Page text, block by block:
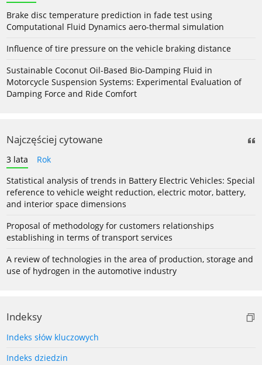
Brake disc temperature prediction in fade test using
Computational Fluid Dynamics aero-thermal simulation
Influence of tire pressure on the vehicle braking distance
Sustainable Coconut Oil-Based Bio-Damping Fluid in
Motorcycle Suspension Systems: Experimental Evaluation of
Damping Force and Ride Comfort
Najczęściej cytowane
3 lata
Rok
Statistical analysis of trends in Battery Electric Vehicles: Special
reference to vehicle weight reduction, electric motor, battery,
and interior space dimensions
Proposal of methodology for customers relationships
establishing in terms of transport services
A review of technologies in the area of production, storage and
use of hydrogen in the automotive industry
Indeksy
Indeks słów kluczowych
Indeks dziedzin